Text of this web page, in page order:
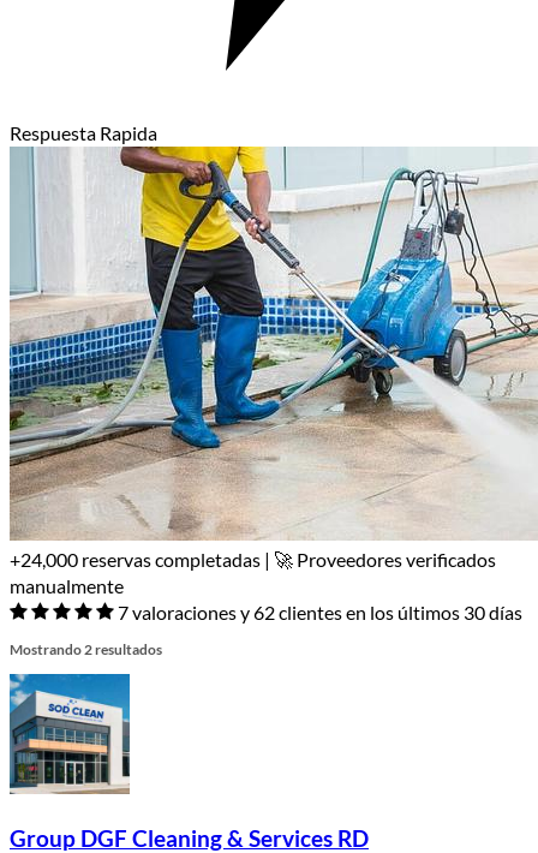
Respuesta Rapida
+24,000 reservas completadas | 🚀 Proveedores verificados
manualmente
7 valoraciones y 62 clientes en los últimos 30 días
Mostrando 2 resultados
Group DGF Cleaning & Services RD